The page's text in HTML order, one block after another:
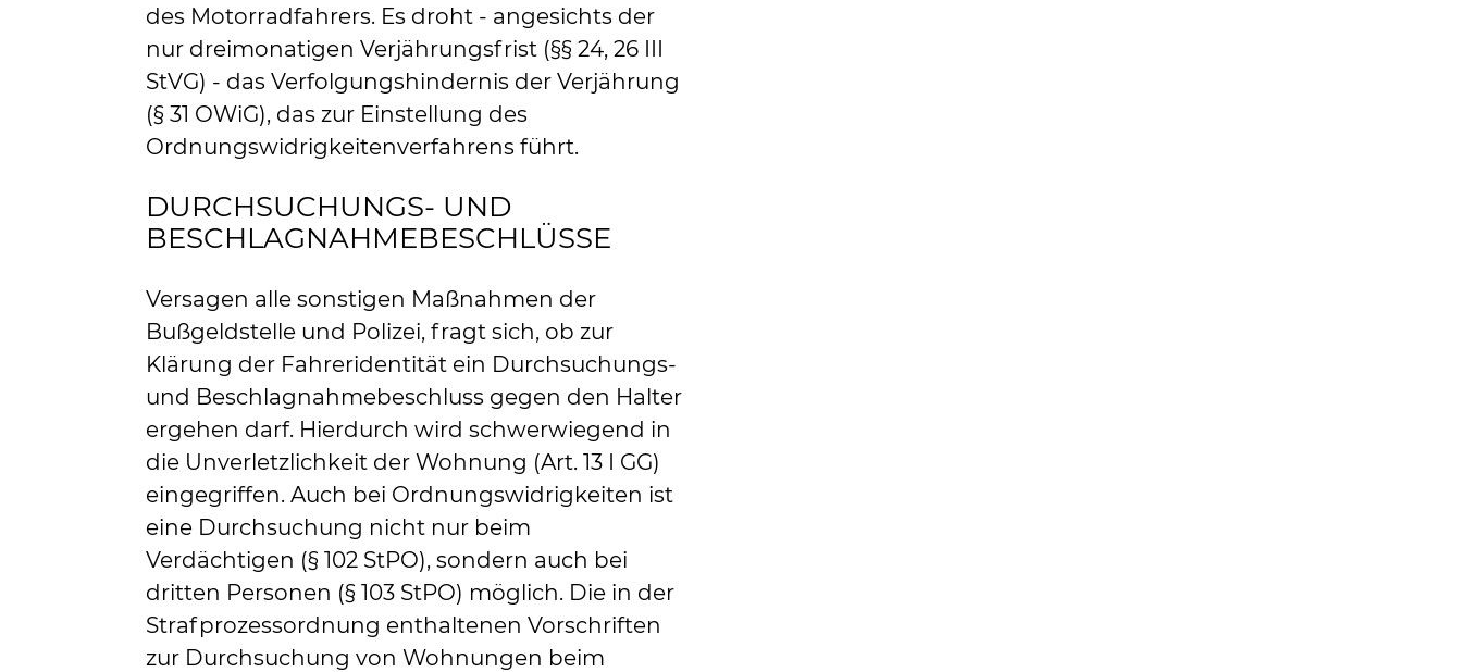
des Motorradfahrers. Es droht - angesichts der
nur dreimonatigen Verjährungsfrist (§§ 24, 26 III
StVG) - das Verfolgungshindernis der Verjährung
(§ 31 OWiG), das zur Einstellung des
Ordnungswidrigkeitenverfahrens führt.
DURCHSUCHUNGS- UND
BESCHLAGNAHMEBESCHLÜSSE
Versagen alle sonstigen Maßnahmen der
Bußgeldstelle und Polizei, fragt sich, ob zur
Klärung der Fahreridentität ein Durchsuchungs-
und Beschlagnahmebeschluss gegen den Halter
ergehen darf. Hierdurch wird schwerwiegend in
die Unverletzlichkeit der Wohnung (Art. 13 I GG)
eingegriffen. Auch bei Ordnungswidrigkeiten ist
eine Durchsuchung nicht nur beim
Verdächtigen (§ 102 StPO), sondern auch bei
dritten Personen (§ 103 StPO) möglich. Die in der
Strafprozessordnung enthaltenen Vorschriften
zur Durchsuchung von Wohnungen beim